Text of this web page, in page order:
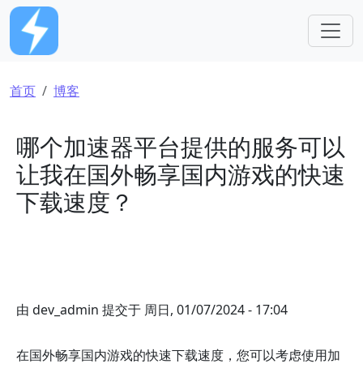
跳转到主要内容
面包屑
首页 博客
哪个加速器平台提供的服务可以
让我在国外畅享国内游戏的快速
下载速度？
由 dev_admin 提交于 周日, 01/07/2024 - 17:04
在国外畅享国内游戏的快速下载速度，您可以考虑使用加